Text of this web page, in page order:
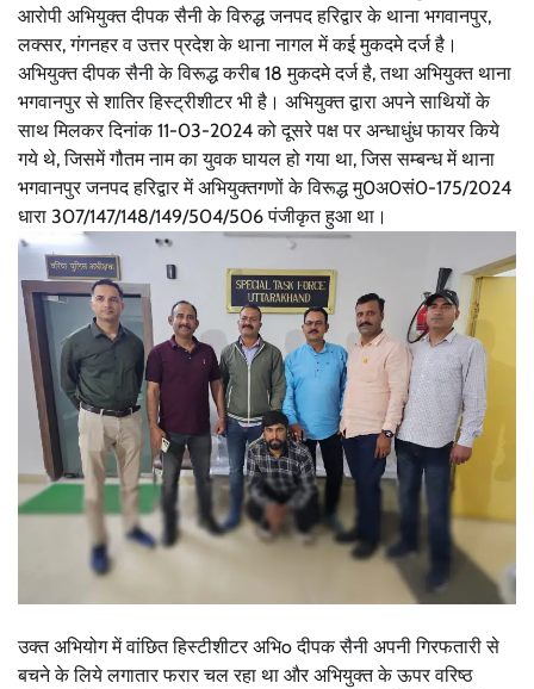
आरोपी अभियुक्त दीपक सैनी के विरुद्ध जनपद हरिद्वार के थाना भगवानपुर,
लक्सर, गंगनहर व उत्तर प्रदेश के थाना नागल में कई मुकदमे दर्ज है।
अभियुक्त दीपक सैनी के विरूद्ध करीब 18 मुकदमे दर्ज है, तथा अभियुक्त थाना
भगवानपुर से शातिर हिस्ट्रीशीटर भी है। अभियुक्त द्वारा अपने साथियों के
साथ मिलकर दिनांक 11-03-2024 को दूसरे पक्ष पर अन्धाधुंध फायर किये
गये थे, जिसमें गौतम नाम का युवक घायल हो गया था, जिस सम्बन्ध में थाना
भगवानपुर जनपद हरिद्वार में अभियुक्तगणों के विरूद्ध मु0अ0सं0-175/2024
धारा 307/147/148/149/504/506 पंजीकृत हुआ था।
उक्त अभियोग में वांछित हिस्टीशीटर अभिo दीपक सैनी अपनी गिरफतारी से
बचने के लिये लगातार फरार चल रहा था और अभियुक्त के ऊपर वरिष्ठ